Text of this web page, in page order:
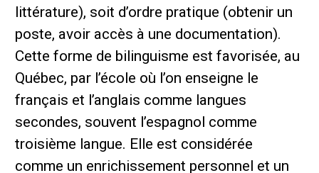
littérature), soit d’ordre pratique (obtenir un
poste, avoir accès à une documentation).
Cette forme de bilinguisme est favorisée, au
Québec, par l’école où l’on enseigne le
français et l’anglais comme langues
secondes, souvent l’espagnol comme
troisième langue. Elle est considérée
comme un enrichissement personnel et un